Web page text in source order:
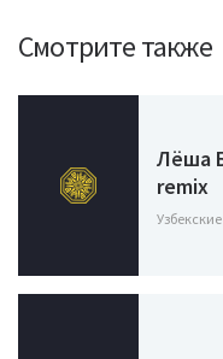
Смотрите также
Лёша
remix